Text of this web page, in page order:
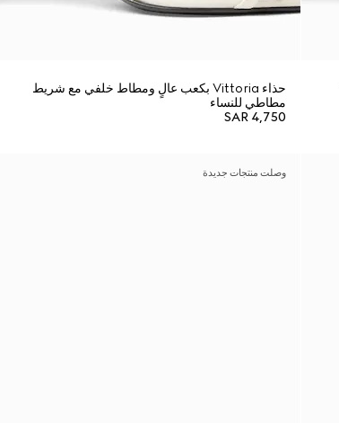
حذاء Vittoria بكعب عالٍ ومطاط خلفي مع شريط
مطاطي للنساء
SAR 4,750
وصلت منتجات جديدة